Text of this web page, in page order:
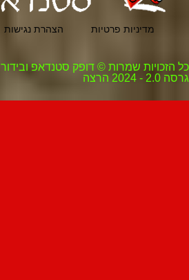
מדיניות פרטיות הצהרת נגישות
כל הזכויות שמרות © דופק סטנדאפ ובידור 2014-2024.
גרסה 2.0 - 2024 הרצה